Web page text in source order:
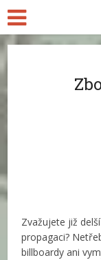
Zvažujete již
propagaci?
billboardy ani